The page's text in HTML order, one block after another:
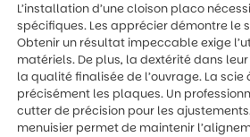
L’installation d’une cloison placo
spécifiques. Les apprécier démontre le
Obtenir un résultat impeccable exige
matériels. De plus, la dextérité dans
la qualité finalisée de l’ouvrage. La
précisément les plaques. Un
cutter de précision pour les ajustements.
menuisier permet de maintenir